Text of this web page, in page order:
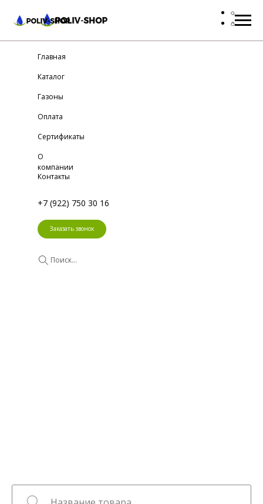
Заказать звонок
+7 (922) 750 30 16
Главная
Каталог
Газоны
Оплата
Сертификаты
О
компании
Контакты
Поиск...